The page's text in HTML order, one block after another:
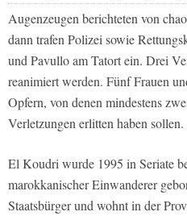
Augenzeugen berichteten von
dann trafen Polizei sowie
und Pavullo am Tatort ein. Drei
reanimiert werden. Fünf Frauen
Opfern, von denen mindestens
Verletzungen erlitten haben sollen.
El Koudri wurde 1995 in Seriate
marokkanischer Einwanderer
Staatsbürger und wohnt in der